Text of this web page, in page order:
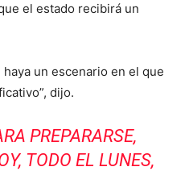
el estado recibirá un
un escenario en el que
dijo.
PREPARARSE,
TODO EL LUNES,